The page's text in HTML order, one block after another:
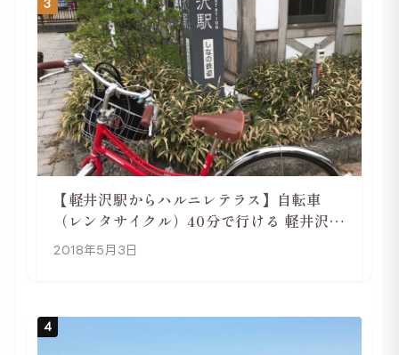
3
【軽井沢駅からハルニレテラス】自転車
（レンタサイクル）40分で行ける 軽井沢旅
行は自転車利用がおススメ
2018年5月3日
4